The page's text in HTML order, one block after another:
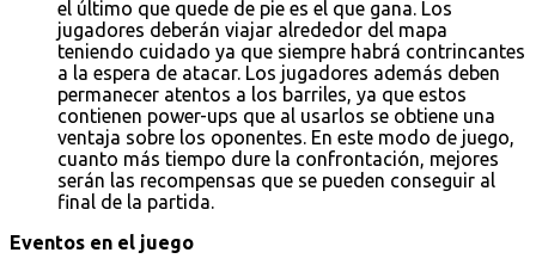
el último que quede de pie es el que gana. Los
jugadores deberán viajar alrededor del mapa
teniendo cuidado ya que siempre habrá contrincantes
a la espera de atacar. Los jugadores además deben
permanecer atentos a los barriles, ya que estos
contienen power-ups que al usarlos se obtiene una
ventaja sobre los oponentes. En este modo de juego,
cuanto más tiempo dure la confrontación, mejores
serán las recompensas que se pueden conseguir al
final de la partida.
Eventos en el juego